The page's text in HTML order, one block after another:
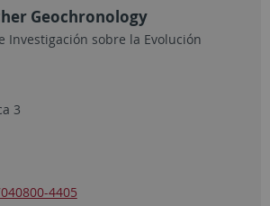
Geochronology
Investigación sobre la Evolución
3
4405